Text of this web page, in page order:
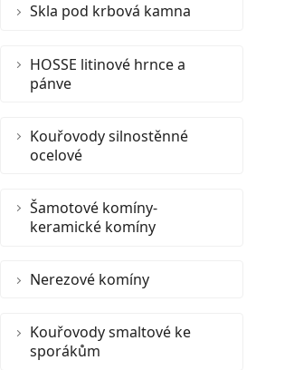
Skla pod krbová kamna
HOSSE litinové hrnce a
pánve
Kouřovody silnostěnné
ocelové
Šamotové komíny-
keramické komíny
Nerezové komíny
Kouřovody smaltové ke
sporákům